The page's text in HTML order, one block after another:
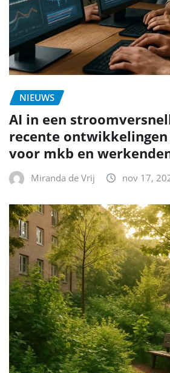
NIEUWS
AI in een
recente
voor mkb en
Miranda de Vrij nov 17,